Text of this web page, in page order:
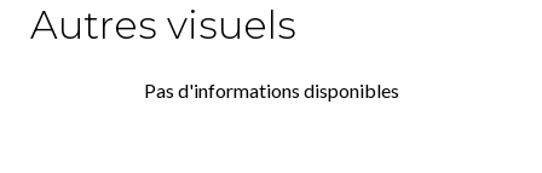
Autres visuels
Pas d'informations disponibles